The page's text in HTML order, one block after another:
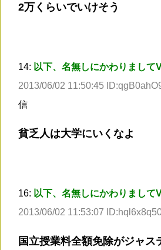
2万くらいでいけそう
14: 以下、名無しにかわりまして
2013/06/02 11:50:45
信
貧乏人は大学にいくなよ
16: 以下、名無しにかわりまして
2013/06/02 11:53:07
国立授業料全額免除がジャス